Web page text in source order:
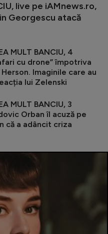
live pe iAMnews.ro,
Georgescu atacă
MULT BANCIU, 4
cu drone” împotriva
Imaginile care au
lui Zelenski
MULT BANCIU, 3
Orban îl acuză pe
că a adâncit criza